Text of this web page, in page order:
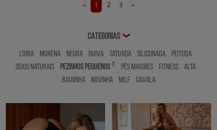
< 1 2 3 >
CATEGORIAS ❯
Loira Morena Negra Ruiva Tatuada Siliconada
Peituda
Seios Naturais
Pezinhos Pequenos x Pés Maiores Fitness
Alta
Baixinha
Novinha MILF Cavala